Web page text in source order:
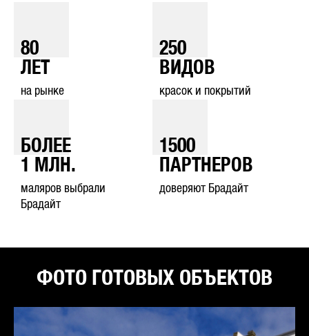
80
ЛЕТ
на рынке
250
ВИДОВ
красок и покрытий
БОЛЕЕ
1
МЛН.
маляров выбрали
Брадайт
1500
ПАРТНЕРОВ
доверяют Брадайт
ФОТО ГОТОВЫХ ОБЪЕКТОВ